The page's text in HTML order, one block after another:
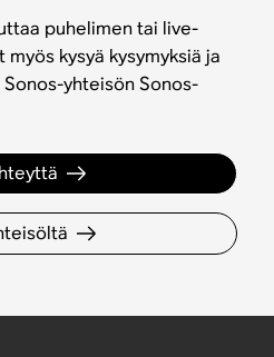
puhelimen tai live-
kysyä kysymyksiä ja
yhteisön Sonos-